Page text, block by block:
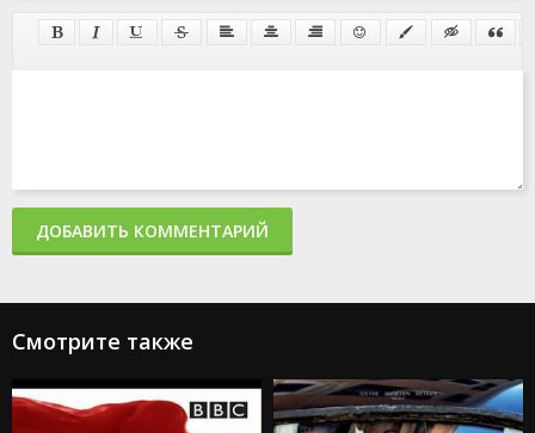
ДОБАВИТЬ КОММЕНТАРИЙ
Смотрите также